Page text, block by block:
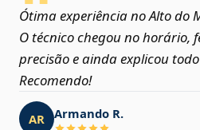
Ótima experiência no Alto do
O técnico chegou no horário,
precisão e ainda explicou
Recomendo!
AR Armando R.